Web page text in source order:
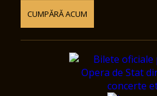
CUMPĂRĂ ACUM